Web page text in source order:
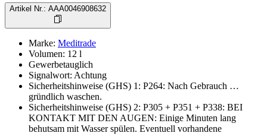
Artikel Nr. : AAA0046908632
Marke: Meditrade
Volumen: 12 l
Gewerbetauglich
Signalwort: Achtung
Sicherheitshinweise (GHS) 1 : P264: Nach Gebrauch …
gründlich waschen.
Sicherheitshinweise (GHS) 2: P305 + P351 + P338: BEI
KONTAKT MIT DEN AUGEN: Einige Minuten lang
behutsam mit Wasser spülen. Eventuell vorhandene